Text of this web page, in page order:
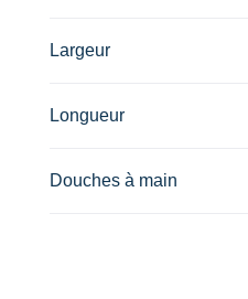
Largeur
Longueur
Douches à main